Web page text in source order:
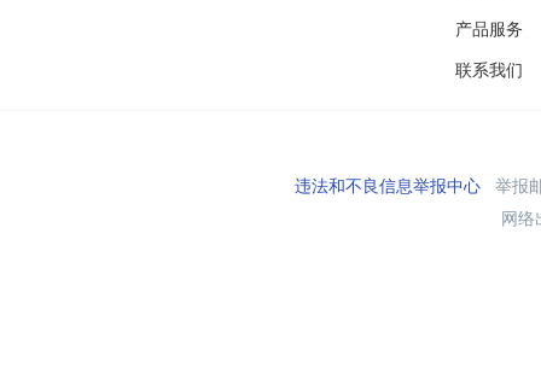
产品服务
联系我们
违法和不良信息举报中心举报
网